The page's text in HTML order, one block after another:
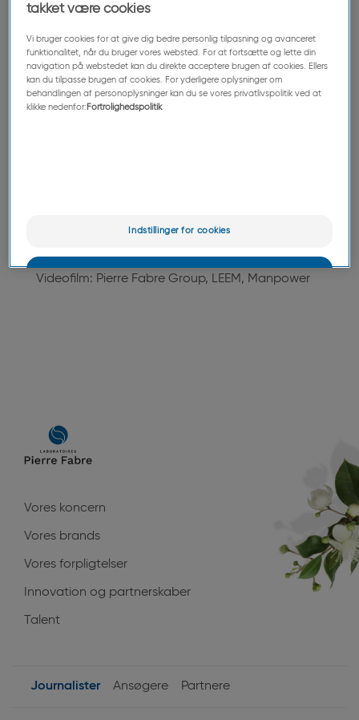
imagine.com
Fotografier: Pierre Fabre Group, Christophe
Luparini/Digivision, Laurent Galaup/Vent
Videofilm: Pierre Fabre Group, LEEM, Manpower
Main
navigation
Vores koncern
Vores brands
Vores forpligtelser
Innovation og partnerskaber
Talent
Journalister Ansøgere Partnere
takket være cookies
Vi bruger cookies for at give dig bedre personlig tilpasning og avanceret
funktionalitet, når du bruger vores websted. For at fortsætte og lette din
navigation på webstedet kan du direkte acceptere brugen af cookies. Ellers
kan du tilpasse brugen af cookies. For yderligere oplysninger om
behandlingen af personoplysninger kan du se vores privatlivspolitik ved at
klikke nedenfor: Fortrolighedspolitik
Indstillinger for cookies
OK